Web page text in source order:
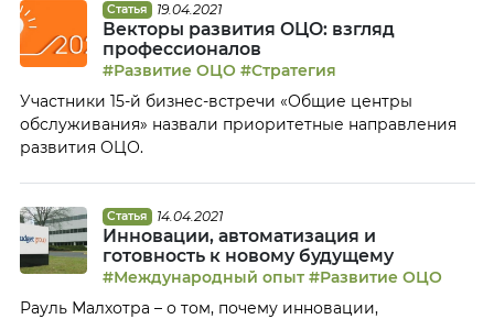
Статья 19.04.2021
Векторы развития ОЦО: взгляд
профессионалов
#Развитие ОЦО #Стратегия
Участники 15-й бизнес-встречи «Общие центры
обслуживания» назвали приоритетные направления
развития ОЦО.
Статья 14.04.2021
Инновации, автоматизация и
готовность к новому будущему
#Международный опыт #Развитие ОЦО
Рауль Малхотра – о том, почему инновации,